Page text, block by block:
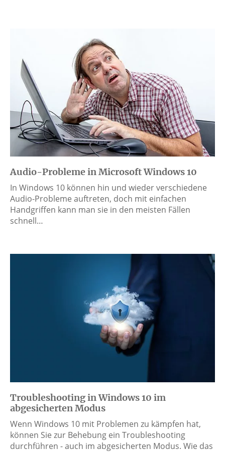
Audio-Probleme in Microsoft Windows 10
In Windows 10 können hin und wieder verschiedene
Audio-Probleme auftreten, doch mit einfachen
Handgriffen kann man sie in den meisten Fällen
schnell…
Troubleshooting in Windows 10 im
abgesicherten Modus
Wenn Windows 10 mit Problemen zu kämpfen hat,
können Sie zur Behebung ein Troubleshooting
durchführen - auch im abgesicherten Modus. Wie das